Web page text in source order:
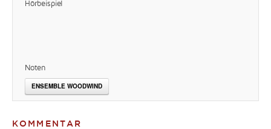
Hörbeispiel
Noten
ENSEMBLE WOODWIND
KOMMENTAR